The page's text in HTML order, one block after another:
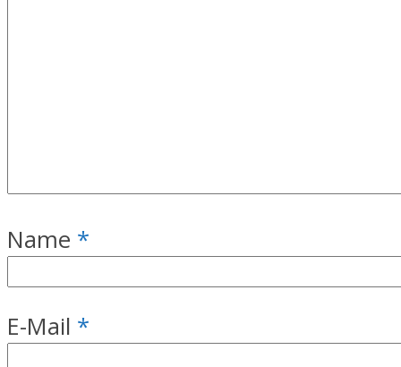
Name *
E-Mail *